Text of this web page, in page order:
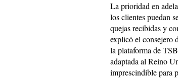
La prioridad en
los clientes puedan
quejas recibidas y
explicó el consejero
la plataforma de
adaptada al Reino
imprescindible para